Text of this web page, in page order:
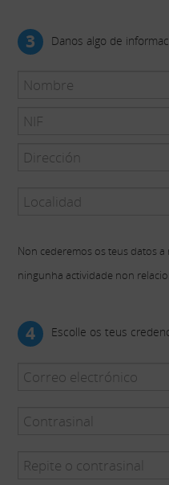
3 Danos algo de
Non cederemos os teus datos
ningunha actividade non
4 Escolle os teus